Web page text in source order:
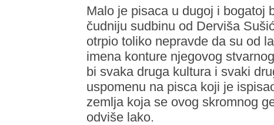
Malo je pisaca u dugoj i bogatoj
čudniju sudbinu od Derviša
otrpio toliko nepravde da su od
imena konture njegovog
bi svaka druga kultura i svaki
uspomenu na pisca koji je
zemlja koja se ovog skromnog
odviše lako.